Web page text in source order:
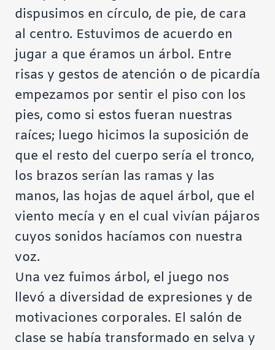
dispusimos en círculo, de pie, de cara
al centro. Estuvimos de acuerdo en
jugar a que éramos un árbol. Entre
risas y gestos de atención o de picardía
empezamos por sentir el piso con los
pies, como si estos fueran nuestras
raíces; luego hicimos la suposición de
que el resto del cuerpo sería el tronco,
los brazos serían las ramas y las
manos, las hojas de aquel árbol, que el
viento mecía y en el cual vivían pájaros
cuyos sonidos hacíamos con nuestra
voz.
Una vez fuimos árbol, el juego nos
llevó a diversidad de expresiones y de
motivaciones corporales. El salón de
clase se había transformado en selva y